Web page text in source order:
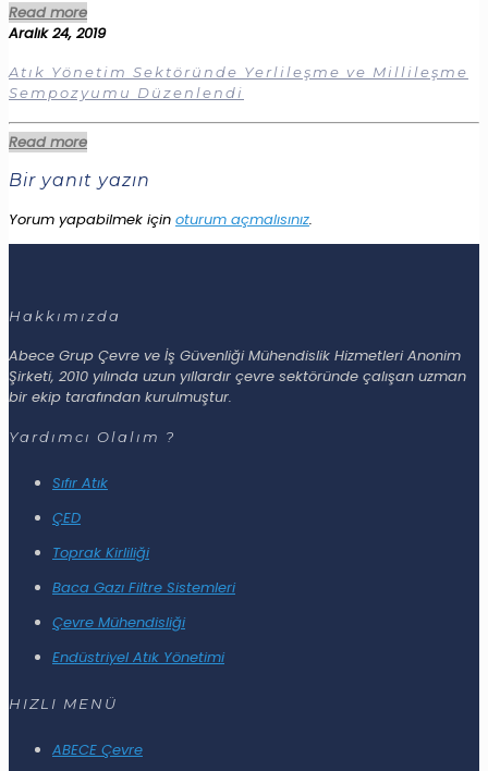
Read more
Aralık 24, 2019
Atık Yönetim Sektöründe Yerlileşme ve Millileşme
Sempozyumu Düzenlendi
Read more
Bir yanıt yazın
Yorum yapabilmek için oturum açmalısınız.
Hakkımızda
Abece Grup Çevre ve İş Güvenliği Mühendislik Hizmetleri Anonim
Şirketi, 2010 yılında uzun yıllardır çevre sektöründe çalışan uzman
bir ekip tarafından kurulmuştur.
Yardımcı Olalım ?
Sıfır Atık
ÇED
Toprak Kirliliği
Baca Gazı Filtre Sistemleri
Çevre Mühendisliği
Endüstriyel Atık Yönetimi
HIZLI MENÜ
ABECE Çevre